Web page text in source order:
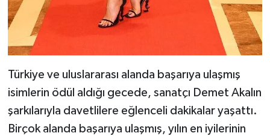
Türkiye ve uluslararası alanda başarıya ulaşmış
isimlerin ödül aldığı gecede, sanatçı Demet Akalın
şarkılarıyla davetlilere eğlenceli dakikalar yaşattı.
Birçok alanda başarıya ulaşmış, yılın en iyilerinin